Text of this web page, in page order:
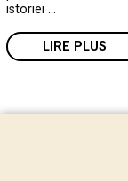
istoriei …
LIRE PLUS